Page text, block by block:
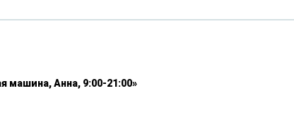
машина, Анна, 9:00-21:00»